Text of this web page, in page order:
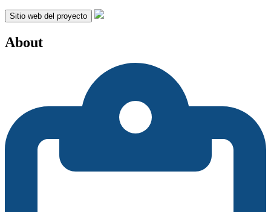
Sitio web del proyecto
About